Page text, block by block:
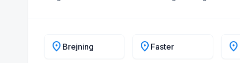
location_on Brejning location_on Faster location_on